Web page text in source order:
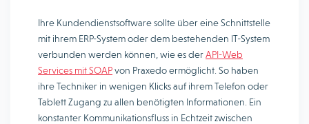
Ihre Kundendienstsoftware sollte über eine Schnittstelle
mit ihrem ERP-System oder dem bestehenden IT-System
verbunden werden können, wie es derAPI-Web
Services mit SOAPvon Praxedo ermöglicht. So haben
ihre Techniker in wenigen Klicks auf ihrem Telefon oder
Tablett Zugang zu allen benötigten Informationen. Ein
konstanter Kommunikationsfluss in Echtzeit zwischen